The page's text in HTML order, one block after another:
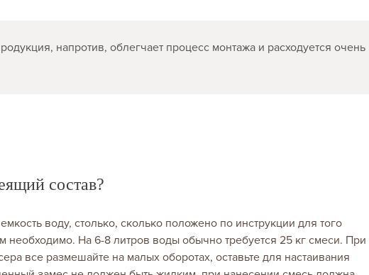
напротив, облегчает процесс монтажа и расходуется очень
состав?
воду, столько, сколько положено по инструкции для того
необходимо. На 6-8 литров воды обычно требуется 25 кг смеси. При
все размешайте на малых оборотах, оставьте для настаивания